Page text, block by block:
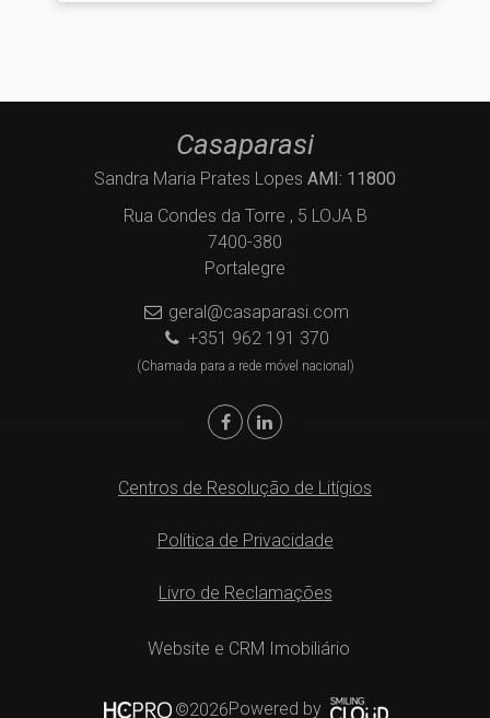
Casaparasi
Sandra Maria Prates Lopes AMI: 11800
Rua Condes da Torre , 5 LOJA B
7400-380
Portalegre
geral@casaparasi.com
+351 962 191 370
(Chamada para a rede móvel nacional)
Centros de Resolução de Litígios
Política de Privacidade
Livro de Reclamações
Website e CRM Imobiliário
©2026Powered by